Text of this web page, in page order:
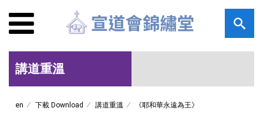
講道重溫
en 下載 Download 講道重溫 《耶和華永遠為王》